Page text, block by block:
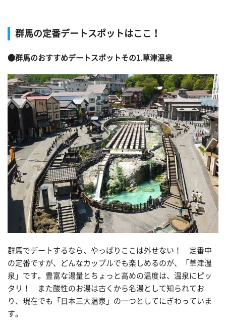
群馬の定番デートスポットはここ！
●群馬のおすすめデートスポットその1.草津温泉
群馬でデートするなら、やっぱりここは外せない！ 定番中
の定番ですが、どんなカップルでも楽しめるのが、「草津温
泉」です。豊富な湯量とちょっと高めの温度は、温泉にピッ
タリ！ また酸性のお湯は古くから名湯として知られてお
り、現在でも「日本三大温泉」の一つとしてにぎわっていま
す。